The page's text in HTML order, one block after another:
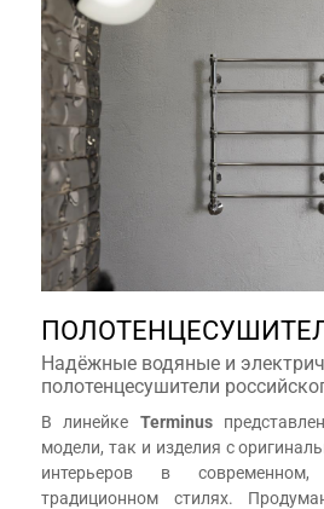
Надёжные водяные и
полотенцесушители
В линейке Terminus
модели, так и изделия с
интерьеров в
традиционном стилях.